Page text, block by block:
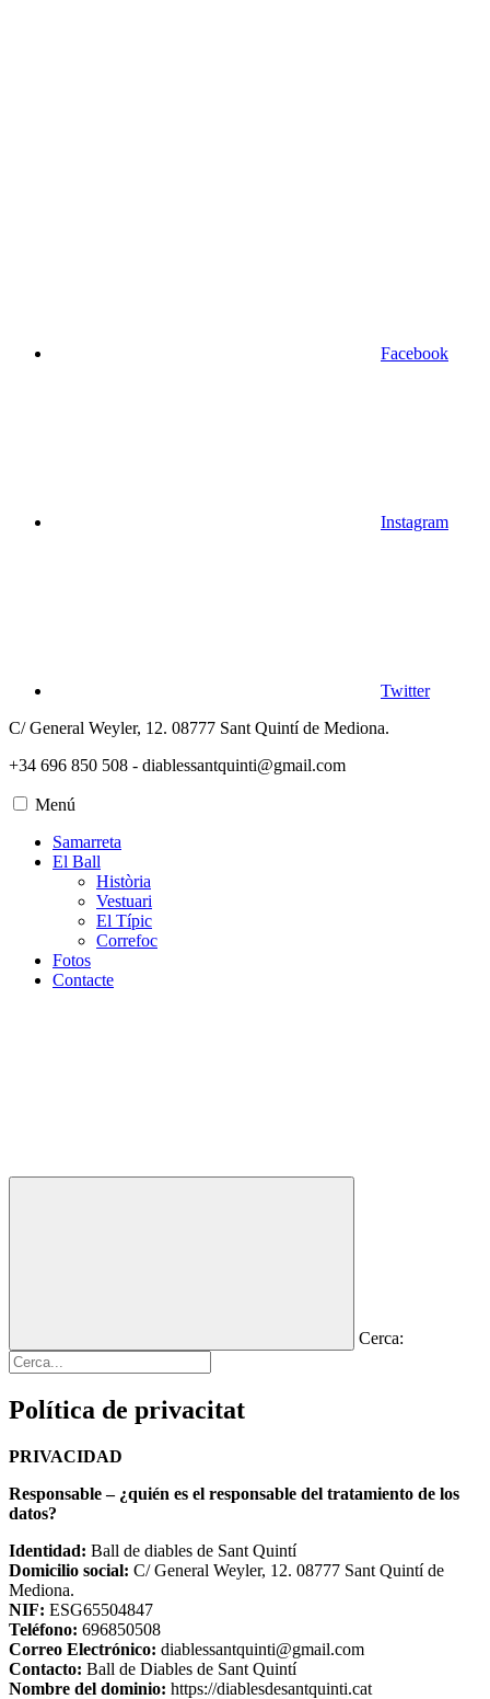
Facebook
Instagram
Twitter
C/ General Weyler, 12. 08777 Sant Quintí de Mediona.
+34 696 850 508 - diablessantquinti@gmail.com
Menú
Samarreta
El Ball
Història
Vestuari
El Típic
Correfoc
Fotos
Contacte
Cerca:
Política de privacitat
PRIVACIDAD
Responsable – ¿quién es el responsable del tratamiento de los
datos?
Identidad: Ball de diables de Sant Quintí
Domicilio social: C/ General Weyler, 12. 08777 Sant Quintí de
Mediona.
NIF: ESG65504847
Teléfono: 696850508
Correo Electrónico: diablessantquinti@gmail.com
Contacto: Ball de Diables de Sant Quintí
Nombre del dominio: https://diablesdesantquinti.cat